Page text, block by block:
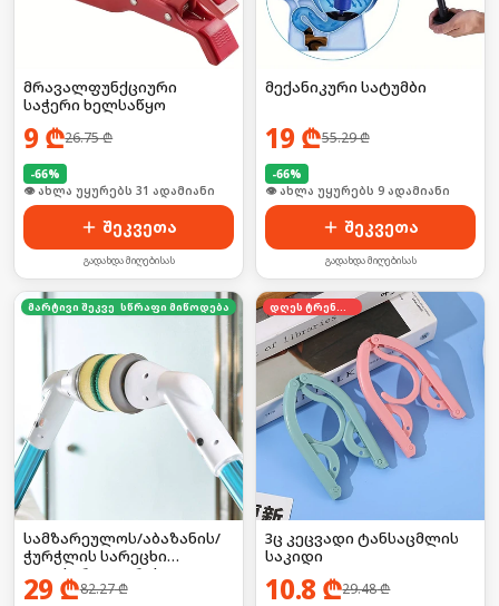
მრავალფუნქციური
საჭერი ხელსაწყო
9 ₾26.75₾
-66%
🛒 ბოლო 24სთ-ში იყიდა 41-მა
შეკვეთა
გადახდა მიღებისას
მექანიკური სატუმბი
19 ₾55.29₾
-66%
🛒 ბოლო 24სთ-ში იყიდა 10-მა
შეკვეთა
გადახდა მიღებისას
მარტივი შეკვეთასწრაფი მიწოდება
სამზარეულოს/აბაზანის/
ჭურჭლის სარეცხი
ელექტრო ჯაგრისი +
სხვადასხვა თავაკები
29 ₾82.27₾
დღეს ტრენდში
3ც კეცვადი ტანსაცმლის
საკიდი
10.8 ₾29.48₾